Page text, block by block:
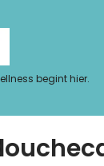
begint hier.